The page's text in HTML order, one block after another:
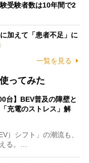
受験者数は10年間で2
加えて「患者不足」に
一覧を見る
ってみた
台】BEV普及の障壁と
充電のストレス」解
）シフト」の潮流も、
る。…